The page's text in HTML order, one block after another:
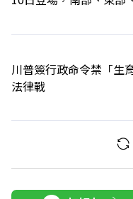
川普簽行政命令禁「生
法律戰